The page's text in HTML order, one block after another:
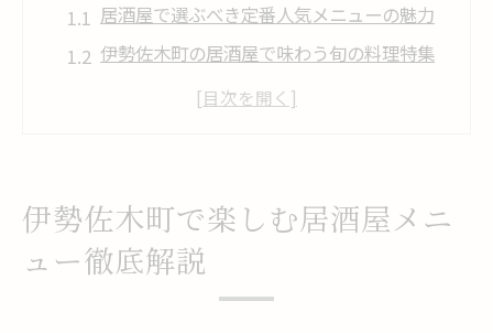
居酒屋で選ぶべき定番人気メニューの魅力
伊勢佐木町の居酒屋で味わう旬の料理特集
居酒屋メニューのおすすめペアリング体験
分析
居酒屋初心者も安心できるメニュー選びの
コツ
昼飲み派も納得の伊勢佐木町居酒屋選び
伊勢佐木町で楽しむ居酒屋メニ
ュー徹底解説